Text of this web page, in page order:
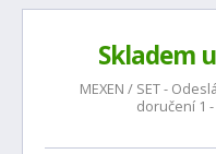
Skladem
MEXEN / SET -
doručení 1